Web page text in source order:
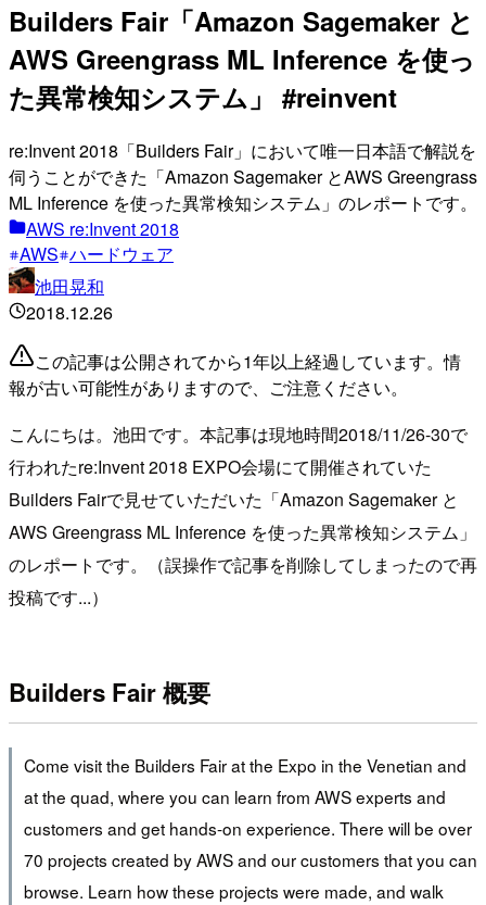
Builders Fair「Amazon Sagemaker と
AWS Greengrass ML Inference を使っ
た異常検知システム」 #reinvent
re:Invent 2018「Builders Fair」において唯一日本語で解説を
伺うことができた「Amazon Sagemaker とAWS Greengrass
ML Inference を使った異常検知システム」のレポートです。
AWS re:Invent 2018
AWS ハードウェア
池田晃和
2018.12.26
この記事は公開されてから1年以上経過しています。情
報が古い可能性がありますので、ご注意ください。
こんにちは。池田です。本記事は現地時間2018/11/26-30で
行われたre:Invent 2018 EXPO会場にて開催されていた
Builders Fairで見せていただいた「Amazon Sagemaker と
AWS Greengrass ML Inference を使った異常検知システム」
のレポートです。（誤操作で記事を削除してしまったので再
投稿です...）
Builders Fair 概要
Come visit the Builders Fair at the Expo in the Venetian and
at the quad, where you can learn from AWS experts and
customers and get hands-on experience. There will be over
70 projects created by AWS and our customers that you can
browse. Learn how these projects were made, and walk